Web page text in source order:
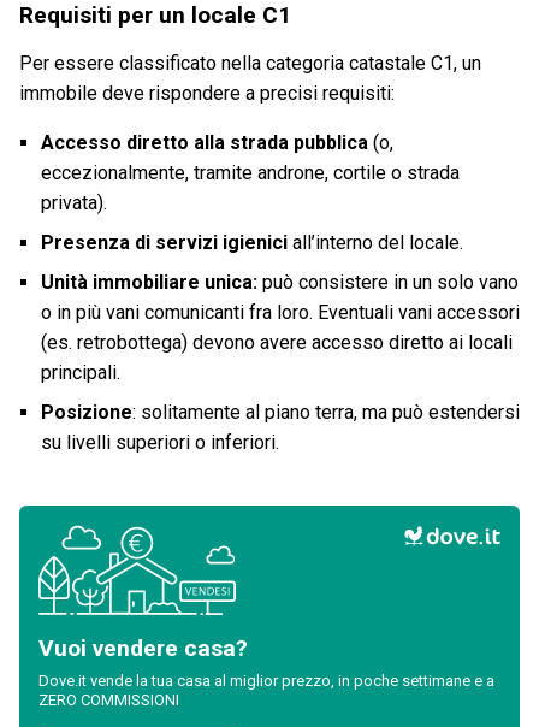
Requisiti per un locale C1
Per essere classificato nella categoria catastale C1, un
immobile deve rispondere a precisi requisiti:
Accesso diretto alla strada pubblica(o,
eccezionalmente, tramite androne, cortile o strada
privata).
Presenza di servizi igieniciall’interno del locale.
Unità immobiliare unica:può consistere in un solo vano
o in più vani comunicanti fra loro. Eventuali vani accessori
(es. retrobottega) devono avere accesso diretto ai locali
principali.
Posizione: solitamente al piano terra, ma può estendersi
su livelli superiori o inferiori.
Vuoi vendere casa?
Dove.it vende la tua casa al miglior prezzo, in poche settimane e a
ZERO COMMISSIONI